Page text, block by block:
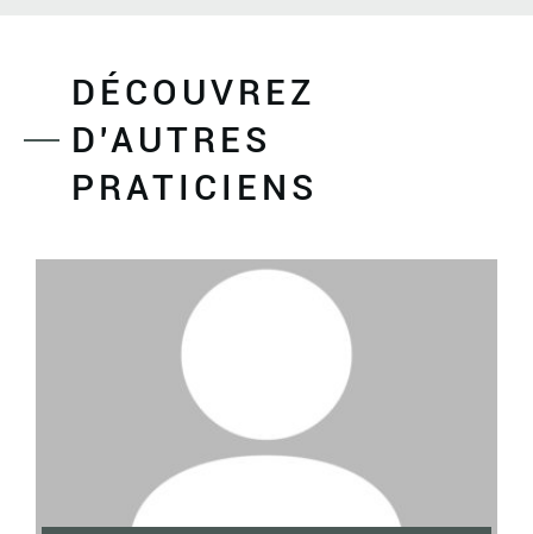
DÉCOUVREZ
D'AUTRES
PRATICIENS